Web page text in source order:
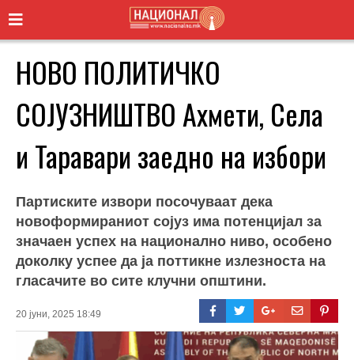
НОВО ПОЛИТИЧКО
СОЈУЗНИШТВО Ахмети, Села
и Таравари заедно на избори
Партиските извори посочуваат дека
новоформираниот сојуз има потенцијал за
значаен успех на национално ниво, особено
доколку успее да ја поттикне излезноста на
гласачите во сите клучни општини.
20 јуни, 2025 18:49